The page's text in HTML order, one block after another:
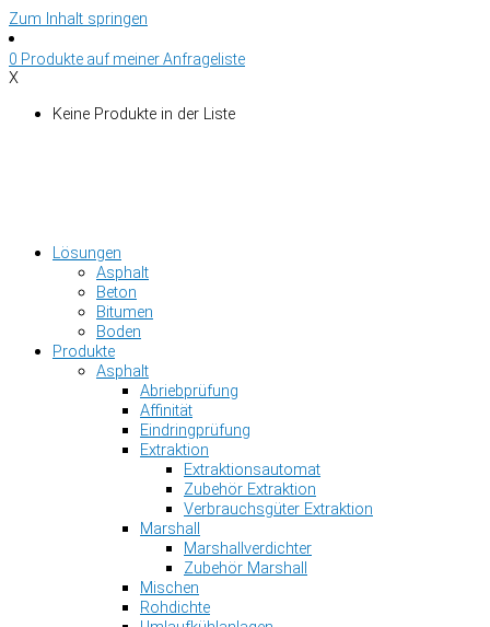
Zum Inhalt springen
0 Produkte auf meiner Anfrageliste
X
Keine Produkte in der Liste
Lösungen
Asphalt
Beton
Bitumen
Boden
Produkte
Asphalt
Abriebprüfung
Affinität
Eindringprüfung
Extraktion
Extraktionsautomat
Zubehör Extraktion
Verbrauchsgüter Extraktion
Marshall
Marshallverdichter
Zubehör Marshall
Mischen
Rohdichte